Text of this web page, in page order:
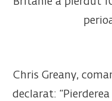
Chris Greany,
declarat: